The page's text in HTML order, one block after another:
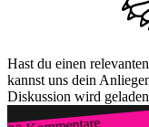
Hast du einen
kannst uns dein
Diskussion wird